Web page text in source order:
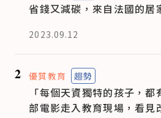
省錢又減碳，來自法國的居
2023.09.12
2 優質教育 趨勢
「每個天資獨特的孩子，
部電影走入教育現場，看見